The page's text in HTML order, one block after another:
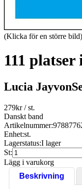
(Klicka för en större bild)
111
Lucia
279kr/ st.
Danskt band
Artikelnummer:
Enhet:st.
Lagerstatus:I lager
St:
Lägg i varukorg
Beskrivning